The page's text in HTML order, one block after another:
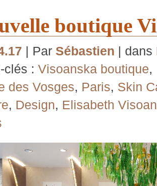
boutique
| Par Sébastien | dans
clés : Visoanska boutique,
des Vosges, Paris, Skin
, Design, Elisabeth